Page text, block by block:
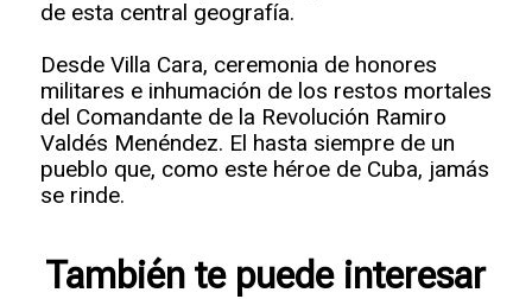
de esta central geografía.
Desde Villa Cara, ceremonia de honores
militares e inhumación de los restos mortales
del Comandante de la Revolución Ramiro
Valdés Menéndez. El hasta siempre de un
pueblo que, como este héroe de Cuba, jamás
se rinde.
También te puede interesar